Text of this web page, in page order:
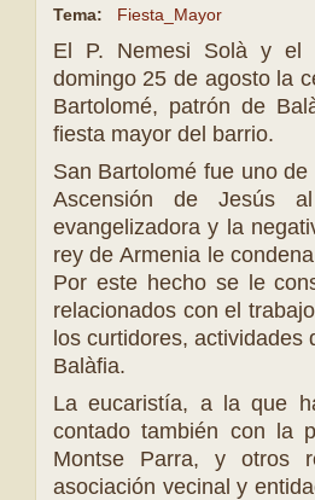
Tema:
Fiesta_Mayor
El P. Nemesi Solà y el
domingo 25 de agosto la
Bartolomé, patrón de
fiesta mayor del barrio.
San Bartolomé fue uno
Ascensión de Jesús
evangelizadora y la
rey de Armenia le
Por este hecho se le
relacionados con el
los curtidores,
Balàfia.
La eucaristía, a la que
contado también con la
Montse Parra, y otros
asociación vecinal y